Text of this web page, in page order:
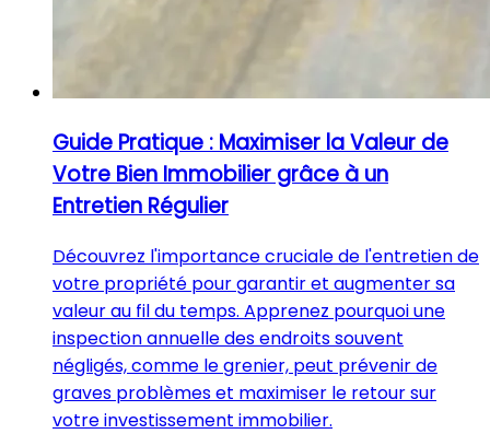
Guide Pratique : Maximiser la Valeur de
Votre Bien Immobilier grâce à un
Entretien Régulier
Découvrez l'importance cruciale de l'entretien de
votre propriété pour garantir et augmenter sa
valeur au fil du temps. Apprenez pourquoi une
inspection annuelle des endroits souvent
négligés, comme le grenier, peut prévenir de
graves problèmes et maximiser le retour sur
votre investissement immobilier.